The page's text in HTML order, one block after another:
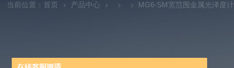
当前位置： 首页 产品中心 MG6-SM宽范围金属光泽度计